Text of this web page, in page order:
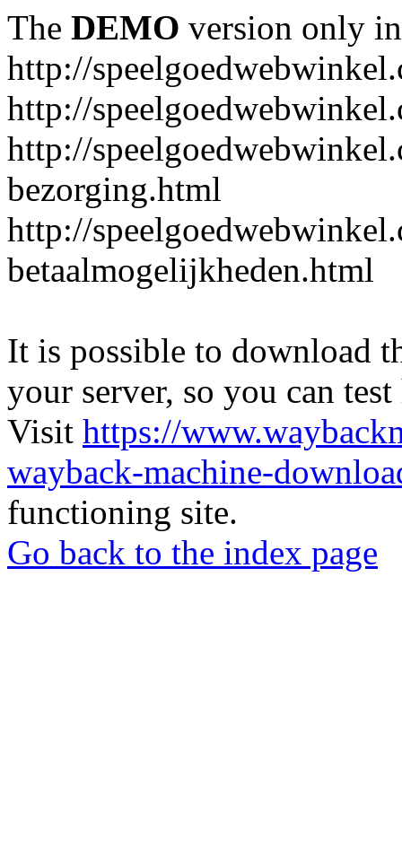
The DEMO version only
http://
http://
http://
bezorging.html
http://
betaalmogelijkheden.html
It is possible to download
your server, so you can
Visit https://
wayback-machine-
functioning site.
Go back to the index page